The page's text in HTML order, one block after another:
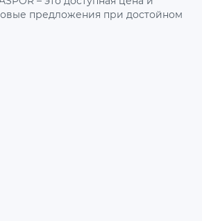
предложения при достойном